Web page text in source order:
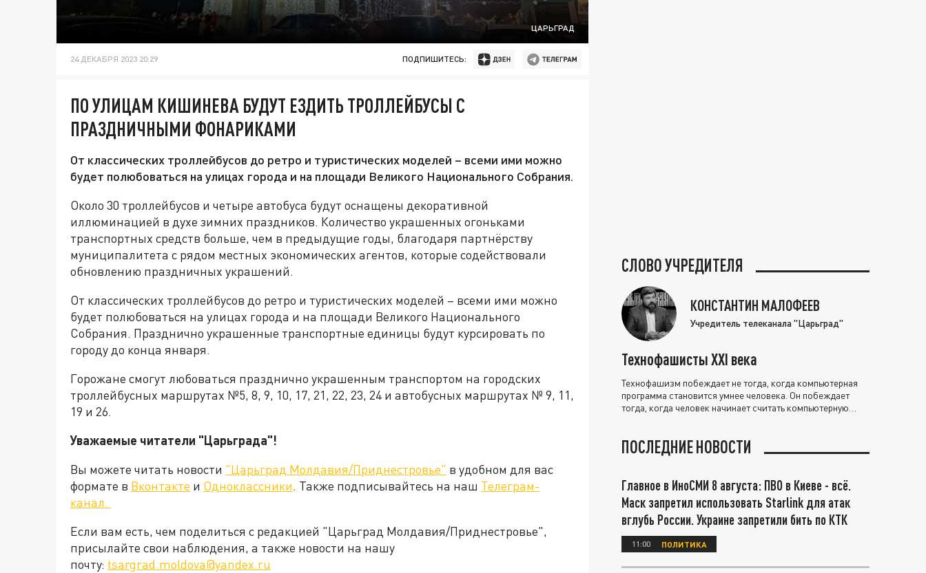
ЦАРЬГРАД
24 ДЕКАБРЯ 2023 20:29 ПОДПИШИТЕСЬ:
ПО УЛИЦАМ КИШИНЕВА БУДУТ ЕЗДИТЬ ТРОЛЛЕЙБУСЫ C
ПРАЗДНИЧНЫМИ ФОНАРИКАМИ
От классических троллейбусов до ретро и туристических моделей – всеми ими можно
будет полюбоваться на улицах города и на площади Великого Национального Собрания.
Около 30 троллейбусов и четыре автобуса будут оснащены декоративной
иллюминацией в духе зимних праздников. Количество украшенных огоньками
транспортных средств больше, чем в предыдущие годы, благодаря партнёрству
муниципалитета с рядом местных экономических агентов, которые содействовали
обновлению праздничных украшений.
От классических троллейбусов до ретро и туристических моделей – всеми ими можно
будет полюбоваться на улицах города и на площади Великого Национального
Собрания. Празднично украшенные транспортные единицы будут курсировать по
городу до конца января.
Горожане смогут любоваться празднично украшенным транспортом на городских
троллейбусных маршрутах №5, 8, 9, 10, 17, 21, 22, 23, 24 и автобусных маршрутах № 9, 11,
19 и 26.
Уважаемые читатели "Царьграда"!
Вы можете читать новости "Царьград Молдавия/Приднестровье" в удобном для вас
формате в Вконтакте и Одноклассники. Также подписывайтесь на наш Телеграм-
канал.
Если вам есть, чем поделиться с редакцией "Царьград Молдавия/Приднестровье",
присылайте свои наблюдения, а также новости на нашу
почту: tsargrad.moldova@yandex.ru
СЛОВО УЧРЕДИТЕЛЯ
КОНСТАНТИН МАЛОФЕЕВ
Учредитель телеканала "Царьград"
Технофашисты XXI века
Технофашизм побеждает не тогда, когда компьютерная
программа становится умнее человека. Он побеждает
тогда, когда человек начинает считать компьютерную
ПОСЛЕДНИЕ НОВОСТИ
Главное в ИноСМИ 8 августа: ПВО в Киеве - всё.
Маск запретил использовать Starlink для атак
вглубь России. Украине запретили бить по КТК
11:00 ПОЛИТИКА